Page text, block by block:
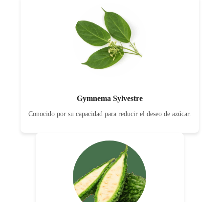
Gymnema Sylvestre
Conocido por su capacidad para reducir el deseo de azúcar.